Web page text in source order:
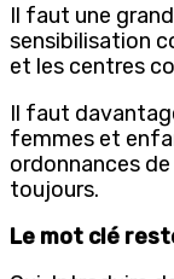
Il faut une
sensibilisation
et les centres
Il faut
femmes et
ordonnances
toujours.
Le mot clé